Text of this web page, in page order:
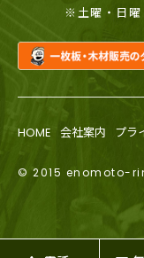
※土曜・日曜
HOME 会社案内 プラ
© 2015 enomoto-